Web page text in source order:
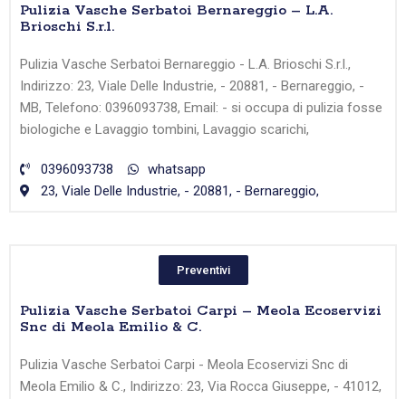
Pulizia Vasche Serbatoi Bernareggio – L.A.
Brioschi S.r.l.
Pulizia Vasche Serbatoi Bernareggio - L.A. Brioschi S.r.l.,
Indirizzo: 23, Viale Delle Industrie, - 20881, - Bernareggio, -
MB, Telefono: 0396093738, Email: - si occupa di pulizia fosse
biologiche e Lavaggio tombini, Lavaggio scarichi,
0396093738
whatsapp
23, Viale Delle Industrie, - 20881, - Bernareggio,
Preventivi
Pulizia Vasche Serbatoi Carpi – Meola Ecoservizi
Snc di Meola Emilio & C.
Pulizia Vasche Serbatoi Carpi - Meola Ecoservizi Snc di
Meola Emilio & C., Indirizzo: 23, Via Rocca Giuseppe, - 41012,